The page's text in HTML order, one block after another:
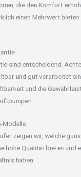
die den Komfort
einen Mehrwert
sind entscheidend.
und gut verarbeitet
und die
Modelle
zeigen wir, welche
hohe Qualität bieten und
haben.